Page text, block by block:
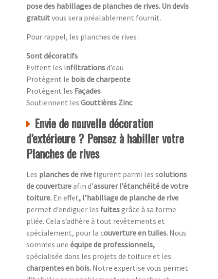
pose des habillages de planches de rives. Un devis
gratuitvous sera préalablement fournit.
Pour rappel, les planches de rives :
Sont décoratifs
Evitent les infiltrationsd’eau
Protègent le bois de charpente
Protègent les Façades
Soutiennent les Gouttières Zinc
Envie de nouvelle décoration
d’extérieure ? Pensez à habiller votre
Planches de rives
Les planches de rive figurent parmi les solutions
de couvertureafin d’assurer l’étanchéité de votre
toiture. En effet, l’habillage de planche de rive
permet d’endiguer les fuitesgrâce à sa forme
pliée. Cela s’adhère à tout revêtements et
spécialement, pour la couverture en tuiles. Nous
sommes une équipe de professionnels,
spécialisée dans les projets de toiture et les
charpentes en bois. Notre expertise vous permet